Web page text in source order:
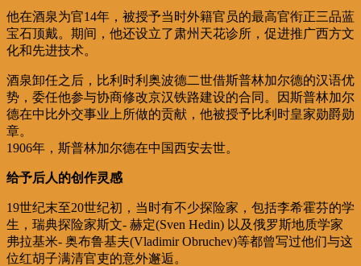
他在酒泉为官14年，被授予当时外籍官员的最高官衔正三品蓝
宝石顶戴。期间，他还设立了肃州天花诊所，促进推广西方文
化和先进技术。
酒泉卸任之后，比利时利奥波德二世借斯普林加尔德的汉语优
势，委任他参与协商修改京汉铁路建设的合同。因斯普林加尔
德在中比外交事业上所做的贡献，他被授予比利时皇家勋爵勋
章。
1906年，斯普林加尔德在中国西安去世。
给予后人的创作灵感
19世纪末至20世纪初，当时有不少探险家，包括李希霍芬的学
生，瑞典探险家斯文- 赫定(Sven Hedin) 以及俄罗斯地质学家
弗拉基米- 奥布鲁基夫(Vladimir Obruchev)等都曾写过他们与这
位红胡子满清官吏的意外邂逅。